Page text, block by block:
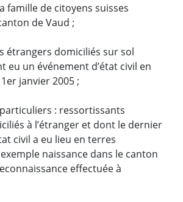
famille de citoyens suisses
de Vaud ;
étrangers domiciliés sur sol
eu un événement d’état civil en
janvier 2005 ;
particuliers : ressortissants
à l’étranger et dont le dernier
civil a eu lieu en terres
naissance dans le canton
effectuée à